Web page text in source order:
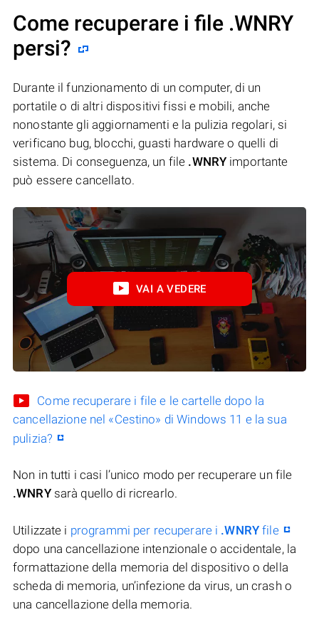
Come recuperare i file .WNRY
persi?
Durante il funzionamento di un computer, di un
portatile o di altri dispositivi fissi e mobili, anche
nonostante gli aggiornamenti e la pulizia regolari, si
verificano bug, blocchi, guasti hardware o quelli di
sistema. Di conseguenza, un file .WNRY importante
può essere cancellato.
VAI A VEDERE
Come recuperare i file e le cartelle dopo la
cancellazione nel «Cestino» di Windows 11 e la sua
pulizia?
Non in tutti i casi l’unico modo per recuperare un file
.WNRYsarà quello di ricrearlo.
Utilizzate i programmi per recuperare i .WNRY file
dopo una cancellazione intenzionale o accidentale, la
formattazione della memoria del dispositivo o della
scheda di memoria, un’infezione da virus, un crash o
una cancellazione della memoria.